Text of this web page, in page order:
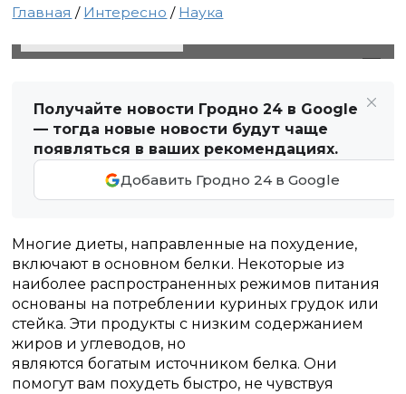
Главная / Интересно / Наука
Получайте новости Гродно 24 в Google
— тогда новые новости будут чаще
появляться в ваших рекомендациях.
Добавить Гродно 24 в Google
Многие диеты, направленные на похудение,
включают в основном белки. Некоторые из
наиболее распространенных режимов питания
основаны на потреблении куриных грудок или
стейка. Эти продукты с низким содержанием
жиров и углеводов, но
являются богатым источником белка. Они
помогут вам похудеть быстро, не чувствуя